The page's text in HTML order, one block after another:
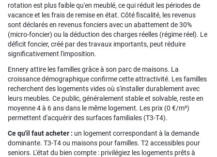
rotation est plus faible qu'en meublé, ce qui réduit les périodes de
vacance et les frais de remise en état. Côté fiscalité, les revenus
sont déclarés en revenus fonciers avec un abattement de 30%
(micro-foncier) ou la déduction des charges réelles (régime réel). Le
déficit foncier, créé par des travaux importants, peut réduire
significativement l'imposition.
Ennery attire les familles grâce à son parc de maisons. La
croissance démographique confirme cette attractivité. Les familles
recherchent des logements vides où s'installer durablement avec
leurs meubles. Ce public, généralement stable et solvable, reste en
moyenne 4 à 6 ans dans le même logement. Les prix (0 €/m²)
permettent d'acquérir des surfaces familiales (T3-T4).
Ce qu'il faut acheter : un logement correspondant à la demande
dominante. T3-T4 ou maisons pour familles. T2 accessibles pour
seniors. L'état du bien compte : privilégiez les logements prêts à